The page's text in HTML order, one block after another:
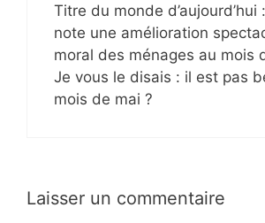
Titre du monde d’aujourd’hui
note une amélioration
moral des ménages au mois
Je vous le disais : il est pas
mois de mai ?
Laisser un commentaire